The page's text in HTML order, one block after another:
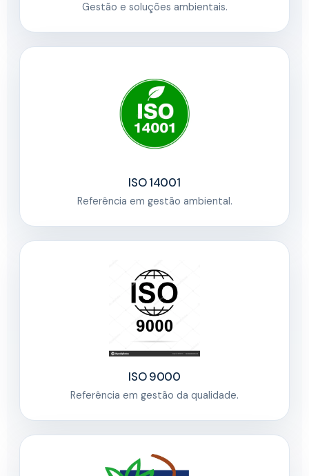
Gestão e soluções ambientais.
ISO 14001
Referência em gestão ambiental.
ISO 9000
Referência em gestão da qualidade.